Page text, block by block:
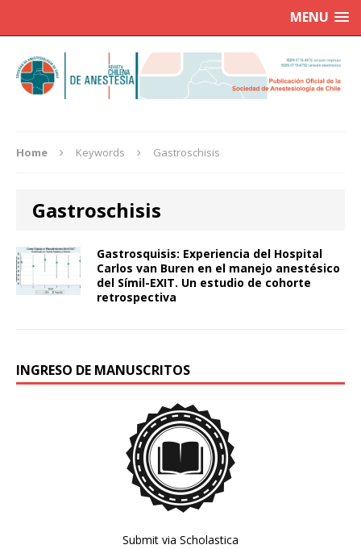
MENU
Home Keywords Gastroschisis
Gastroschisis
Gastrosquisis: Experiencia del Hospital
Carlos van Buren en el manejo anestésico
del Símil-EXIT. Un estudio de cohorte
retrospectiva
INGRESO DE MANUSCRITOS
Submit via Scholastica